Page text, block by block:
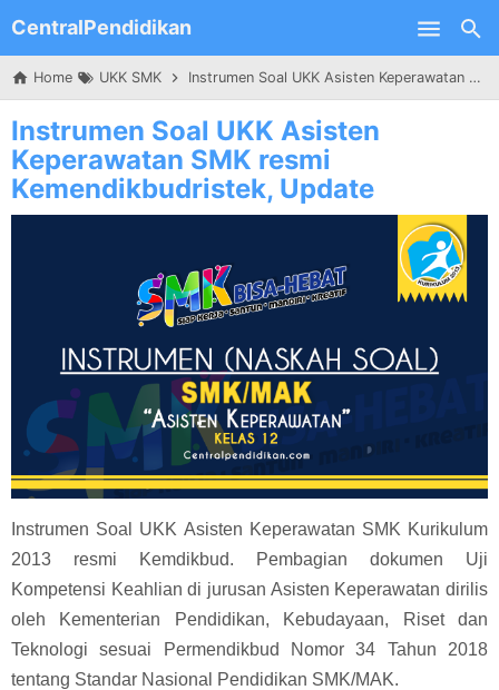
Skip to main content
CentralPendidikan
Home UKK SMK Instrumen Soal UKK Asisten Keperawatan SMK resmi Kemendikbudristek, Update
Instrumen Soal UKK Asisten
Keperawatan SMK resmi
Kemendikbudristek, Update
Instrumen Soal UKK Asisten Keperawatan SMK Kurikulum
2013 resmi Kemdikbud. Pembagian dokumen Uji
Kompetensi Keahlian di jurusan Asisten Keperawatan dirilis
oleh Kementerian Pendidikan, Kebudayaan, Riset dan
Teknologi sesuai
Permendikbud Nomor 34 Tahun 2018
tentang Standar Nasional Pendidikan SMK/MAK.